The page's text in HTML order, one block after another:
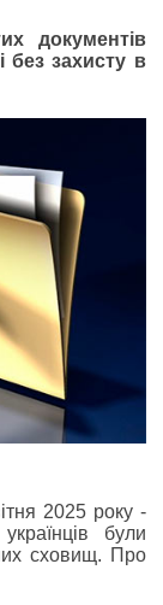
документів
без захисту в
2025 року -
були
сховищ. Про